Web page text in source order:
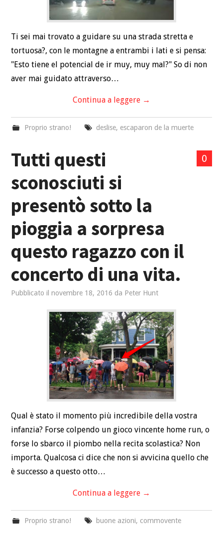
SALUTE
SPORTIVO
Ti sei mai trovato a guidare su una strada stretta e
tortuosa?, con le montagne a entrambi i lati e si pensa:
"Esto tiene el potencial de ir muy, muy mal?" So di non
aver mai guidato attraverso…
Continua a leggere →
Proprio strano! deslise, escaparon de la muerte
0
Tutti questi
sconosciuti si
presentò sotto la
pioggia a sorpresa
questo ragazzo con il
concerto di una vita.
Pubblicato ilnovembre 18, 2016 da Peter Hunt
Qual è stato il momento più incredibile della vostra
infanzia? Forse colpendo un gioco vincente home run, o
forse lo sbarco il piombo nella recita scolastica? Non
importa. Qualcosa ci dice che non si avvicina quello che
è successo a questo otto…
Continua a leggere →
Proprio strano! buone azioni, commovente